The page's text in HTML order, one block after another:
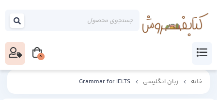
خانه زبان انگلیسی Grammar for IELTS
0